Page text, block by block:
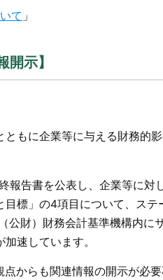
て 」
示】
もに企業等に与える財務的
報告書を公表し、企業等に対
標」の4項目について、ステ
公財）財務会計基準機構内に
速しています。
からも関連情報の開示が必